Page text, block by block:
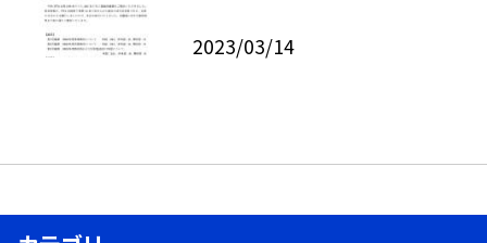
2023/03/14